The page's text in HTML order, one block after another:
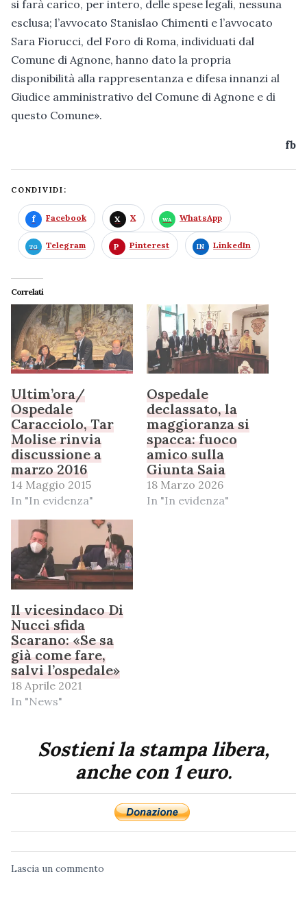
si farà carico, per intero, delle spese legali, nessuna
esclusa; l’avvocato Stanislao Chimenti e l’avvocato
Sara Fiorucci, del Foro di Roma, individuati dal
Comune di Agnone, hanno dato la propria
disponibilità alla rappresentanza e difesa innanzi al
Giudice amministrativo del Comune di Agnone e di
questo Comune».
fb
CONDIVIDI:
Facebook X WhatsApp
Telegram Pinterest LinkedIn
Correlati
Ultim’ora/
Ospedale
Caracciolo, Tar
Molise rinvia
discussione a
marzo 2016
14 Maggio 2015
In "In evidenza"
Ospedale
declassato, la
maggioranza si
spacca: fuoco
amico sulla
Giunta Saia
18 Marzo 2026
In "In evidenza"
Il vicesindaco Di
Nucci sfida
Scarano: «Se sa
già come fare,
salvi l’ospedale»
18 Aprile 2021
In "News"
Sostieni la stampa libera,
anche con 1 euro.
Lascia un commento